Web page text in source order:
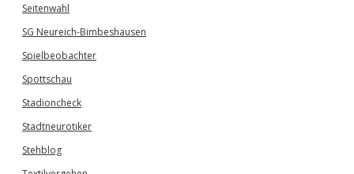
Seitenwahl
SG Neureich-Bimbeshausen
Spielbeobachter
Spottschau
Stadioncheck
Stadtneurotiker
Stehblog